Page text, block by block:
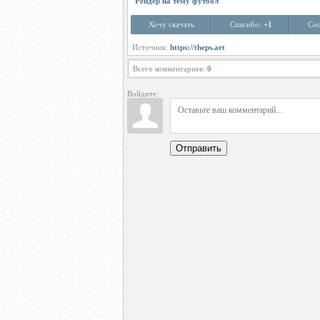
Хочу скачать Спасибо: +1
Источник: https://theps.art
Всего комментариев: 0
Войдите:
Отправить